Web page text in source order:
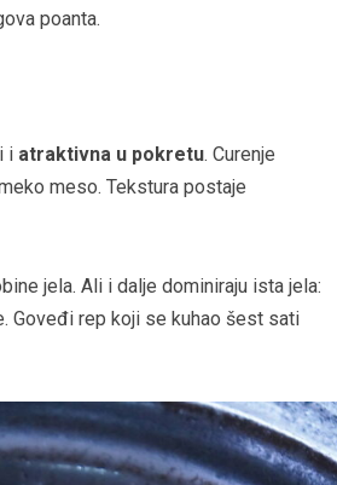
poanta.
i atraktivna u pokretu. Curenje
meso. Tekstura postaje
jela. Ali i dalje dominiraju ista jela:
Goveđi rep koji se kuhao šest sati